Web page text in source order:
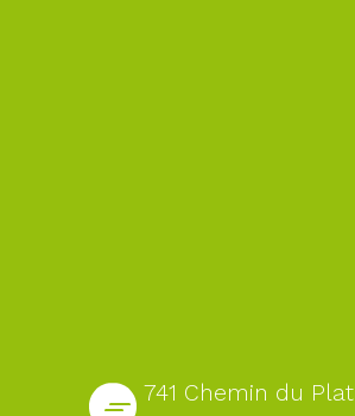
741 Chemin du Plat